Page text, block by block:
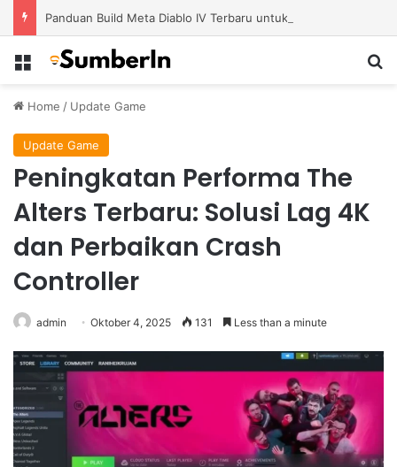
Menu
Home / Update Game
Update Game
Peningkatan Performa The
Alters Terbaru: Solusi Lag 4K
dan Perbaikan Crash
Controller
admin Oktober 4, 2025 131 Less than a minute